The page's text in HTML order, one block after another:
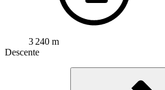
3 240 m
Descente